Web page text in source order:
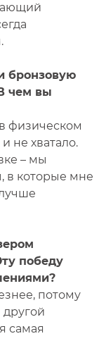
бронзовую
чем вы
физическом
не хватало.
– мы
в которые мне
победу
потому
другой
самая